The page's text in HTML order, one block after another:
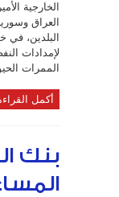
الخارجية
العراق
البلدين، في
لإمدادات
الممرات
أكمل
بنك